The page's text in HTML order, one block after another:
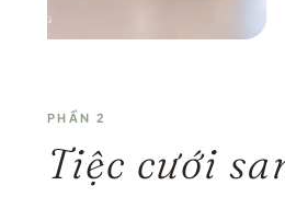
PHẦN 2
Tiệc cưới